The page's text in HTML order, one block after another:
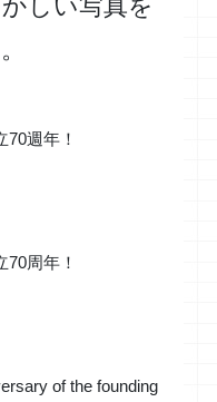
しい写真を
週年！
周年！
of the founding